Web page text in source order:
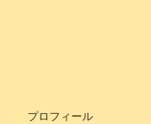
プロフィール